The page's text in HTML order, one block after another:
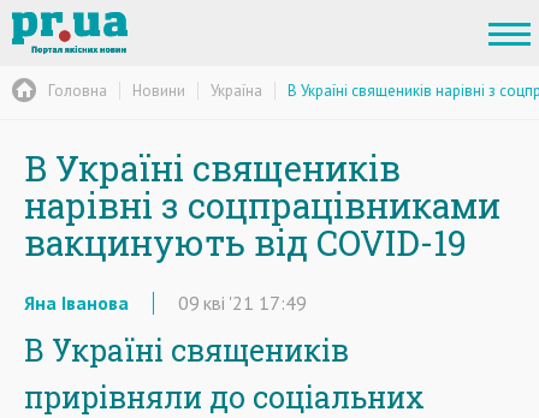
Головна Новини Україна В Україні священиків нарівні з
В Україні священиків
нарівні з соцпрацівниками
вакцинують від COVID-19
Яна Іванова 09 кві '21 17:49
В Україні священиків
прирівняли до соціальних